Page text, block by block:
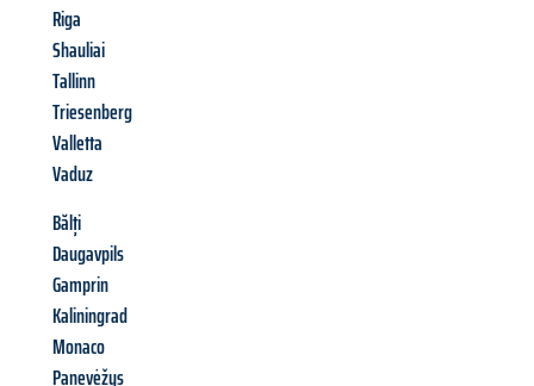
Riga
Shauliai
Tallinn
Triesenberg
Valletta
Vaduz
Bălți
Daugavpils
Gamprin
Kaliningrad
Monaco
Panevėžys